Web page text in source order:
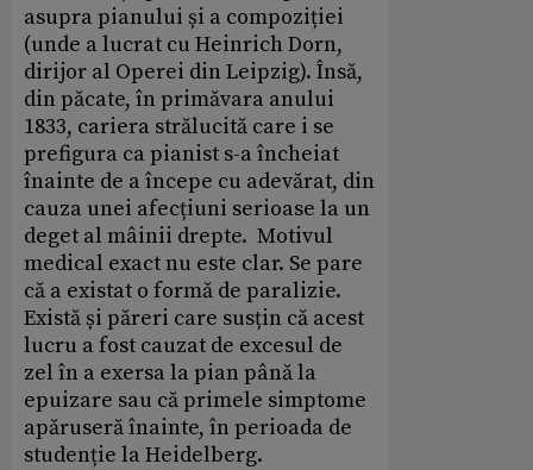
asupra pianului și a compoziției
(unde a lucrat cu Heinrich Dorn,
dirijor al Operei din Leipzig). Însă,
din păcate, în primăvara anului
1833, cariera strălucită care i se
prefigura ca pianist s-a încheiat
înainte de a începe cu adevărat, din
cauza unei afecțiuni serioase la un
deget al mâinii drepte. Motivul
medical exact nu este clar. Se pare
că a existat o formă de paralizie.
Există și păreri care susțin că acest
lucru a fost cauzat de excesul de
zel în a exersa la pian până la
epuizare sau că primele simptome
apăruseră înainte, în perioada de
studenție la Heidelberg.